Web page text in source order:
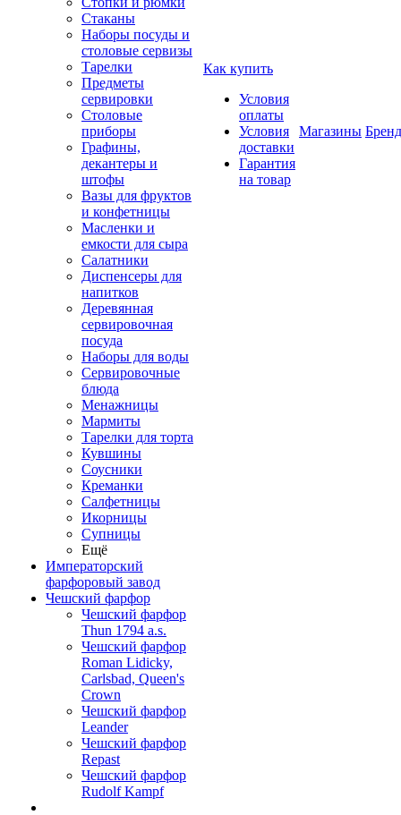
Стаканы
Наборы посуды и
столовые сервизы
Тарелки
Предметы
сервировки
Столовые
приборы
Графины,
декантеры и
штофы
Вазы для фруктов
и конфетницы
Масленки и
емкости для сыра
Салатники
Диспенсеры для
напитков
Деревянная
сервировочная
посуда
Наборы для воды
Сервировочные
блюда
Менажницы
Мармиты
Тарелки для торта
Кувшины
Соусники
Креманки
Салфетницы
Икорницы
Супницы
Ещё
Императорский
фарфоровый завод
Чешский фарфор
Чешский фарфор
Thun 1794 a.s.
Чешский фарфор
Roman Lidicky,
Carlsbad, Queen's
Crown
Чешский фарфор
Leander
Чешский фарфор
Repast
Чешский фарфор
Rudolf Kampf
Как купить
Условия
оплаты
Условия
доставки
Гарантия
на товар
Магазины